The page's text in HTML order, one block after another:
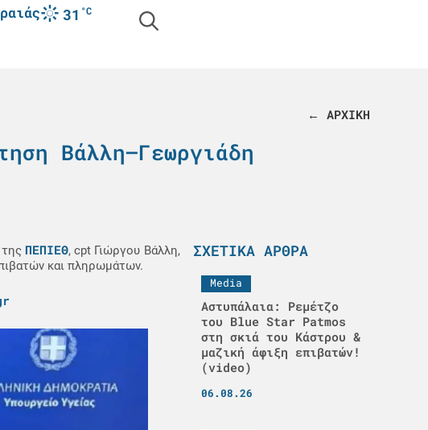
31 °C
← ΑΡΧΙΚΗ
Βάλλη–Γεωργιάδη
τηςΠΕΠΙΕΘ, cpt Γιώργου Βάλλη,
και πληρωμάτων.
ΣΧΕΤΙΚΆ ΆΡΘΡΑ
Media
Αστυπάλαια: Ρεμέτζο
του Blue Star Patmos
στη σκιά του Κάστρου &
μαζική άφιξη επιβατών!
(video)
06.08.26